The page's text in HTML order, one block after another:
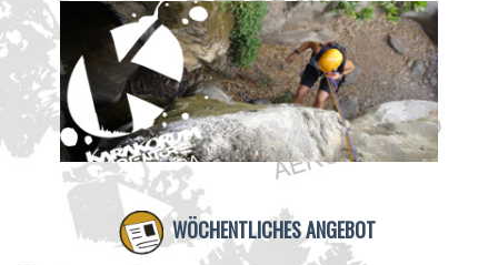
WÖCHENTLICHES ANGEBOT